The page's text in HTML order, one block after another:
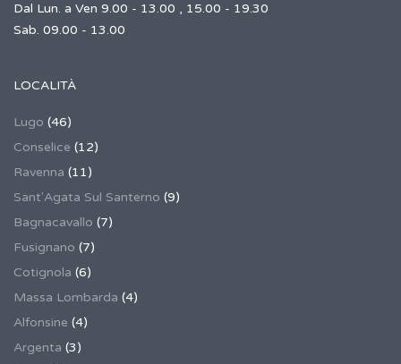
Dal Lun. a Ven 9.00 - 13.00 , 15.00 - 19.30
Sab. 09.00 - 13.00
LOCALITÀ
Lugo (46)
Conselice (12)
Ravenna (11)
Sant'Agata Sul Santerno (9)
Bagnacavallo (7)
Fusignano (7)
Cotignola (6)
Massa Lombarda (4)
Alfonsine (4)
Argenta (3)